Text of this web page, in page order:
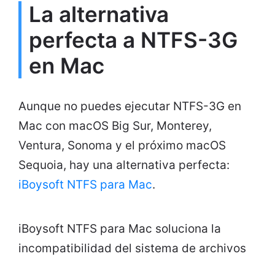
La alternativa
perfecta a NTFS-3G
en Mac
Aunque no puedes ejecutar NTFS-3G en
Mac con macOS Big Sur, Monterey,
Ventura, Sonoma y el próximo macOS
Sequoia, hay una alternativa perfecta:
iBoysoft NTFS para Mac.
iBoysoft NTFS para Mac soluciona la
incompatibilidad del sistema de archivos